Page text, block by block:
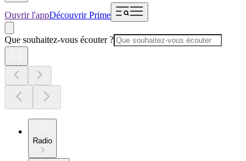
Ouvrir l'appDécouvrir Prime
Que souhaitez-vous écouter ?
Radio